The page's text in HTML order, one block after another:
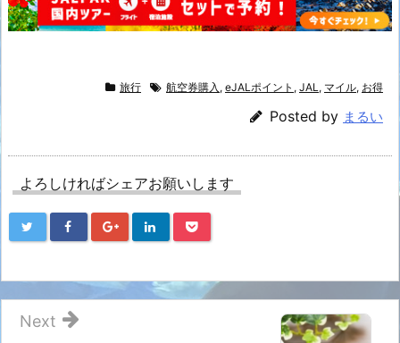
旅行 航空券購入 , eJALポイント , JAL, マイル, お得
Posted by まるい
よろしければシェアお願いします
Next